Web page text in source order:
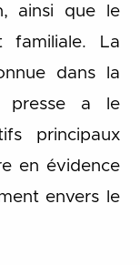
ainsi que le
La
dans la
presse a le
principaux
en évidence
envers le